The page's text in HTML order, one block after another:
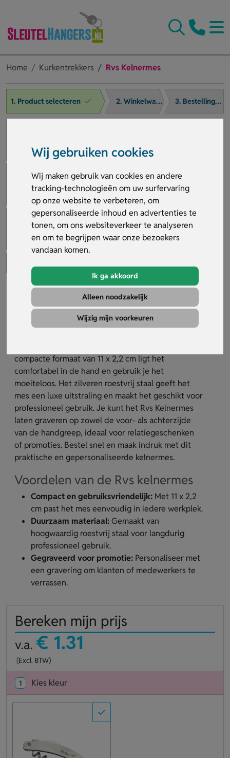
Wij gebruiken cookies
Wij maken gebruik van cookies en andere
tracking-technologieën om uw surfervaring
op onze website te verbeteren, om
gepersonaliseerde inhoud en advertenties te
tonen, om ons websiteverkeer te analyseren
en om te begrijpen waar onze bezoekers
vandaan komen.
Ik ga akkoord
Alleen noodzakelijk
Wijzig mijn voorkeuren
Home Kurkentrekkers Rvs Kelnermes
1. Product selecteren 2. Winkelwagen 3. Bestelling afronden
Rvs Kelnermes
Artikelnummer:31750
compacte formaat van 11 x 2,2 cm ligt het
comfortabel in de hand en gebruik je het
moeiteloos. Het zilveren roestvrij staal geeft het
mes een luxe uitstraling en maakt het geschikt voor
professioneel gebruik. Je kunt het Rvs Kelnermes
laten graveren op zowel de voor- als achterzijde
van de handgreep, ideaal voor relatiegeschenken
of promoties. Bestel snel en maak indruk met dit
praktische en gepersonaliseerde kelnermes.
Voordelen van de Rvs kelnermes
Compact en gebruiksvriendelijk: Met 11 x 2,2
cm past het mes eenvoudig in iedere werkplek.
Duurzaam materiaal:Gemaakt van
hoogwaardig roestvrij staal voor langdurig
professioneel gebruik.
Gegraveerd voor promotie: Personaliseer met
een gravering om klanten of medewerkers te
verrassen.
Bereken mijn prijs
v.a. € 1.31
(Excl. BTW)
1 Kies kleur